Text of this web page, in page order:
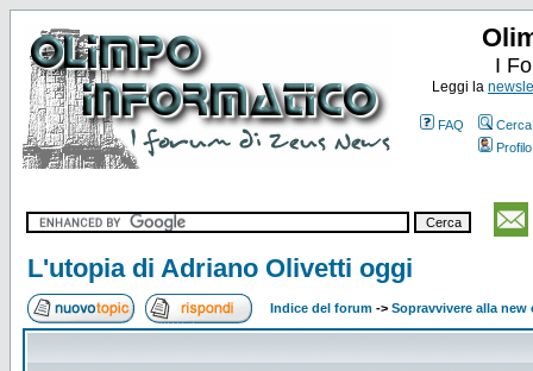
I
Leggi la
FAQ
Cerca
Profilo
L'utopia di Adriano Olivetti oggi
Indice del forum -> Sopravvivere alla new